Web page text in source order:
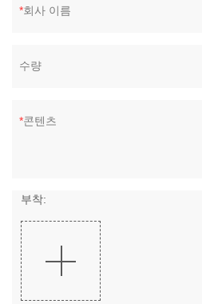
회사 이름
수량
콘텐츠
부착: